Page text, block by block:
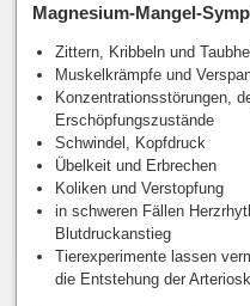
Magnesium-Mangel-
Zittern, Kribbeln und
Muskelkrämpfe und
Konzentrationsstörungen,
Erschöpfungszustände
Schwindel, Kopfdruck
Übelkeit und Erbrechen
Koliken und Verstopfung
in schweren Fällen
Blutdruckanstieg
Tierexperimente lassen
die Entstehung der